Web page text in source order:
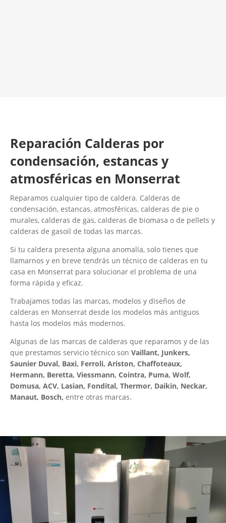
Reparación Calderas por
condensación, estancas y
atmosféricas en Monserrat
Reparamos cualquier tipo de caldera. Calderas de
condensación, estancas, atmosféricas, calderas de pie o
murales, calderas de gas, calderas de biomasa o de pellets y
calderas de gasoil de todas las marcas.
Si tu caldera presenta alguna anomalía, solo tienes que
llamarnos y en breve tendrás un técnico de calderas en tu
casa en Monserrat para solucionar el problema de una
forma rápida y eficaz.
Trabajamos todas las marcas, modelos y diseños de
calderas en Monserrat desde los modelos más antiguos
hasta los modelos más modernos.
Algunas de las marcas de calderas que reparamos y de las
que prestamos servicio técnico son Vaillant, Junkers,
Saunier Duval, Baxi, Ferroli, Ariston, Chaffoteaux,
Hermann, Beretta, Viessmann, Cointra, Puma, Wolf,
Domusa, ACV, Lasian, Fondital, Thermor, Daikin, Neckar,
Manaut, Bosch, entre otras marcas.